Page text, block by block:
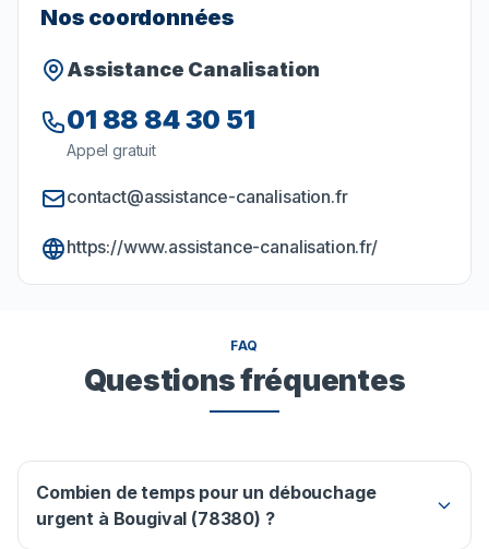
Nos coordonnées
Assistance Canalisation
01 88 84 30 51
Appel gratuit
contact@assistance-canalisation.fr
https://www.assistance-canalisation.fr/
FAQ
Questions fréquentes
Combien de temps pour un débouchage
urgent à Bougival (78380) ?